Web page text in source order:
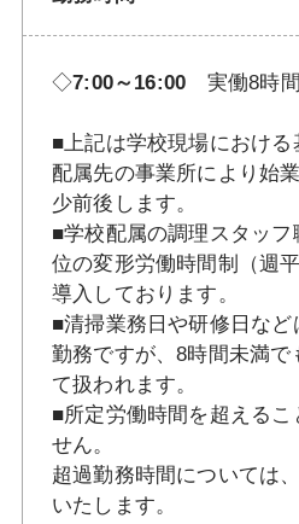
◇7:00～16:00 実働8時
■上記は学校現場における
配属先の事業所により始
少前後します。
■学校配属の調理スタッ
位の変形労働時間制（週
導入しております。
■清掃業務日や研修日な
勤務ですが、8時間未満で
て扱われます。
■所定労働時間を超えるこ
せん。
超過勤務時間については
いたします。